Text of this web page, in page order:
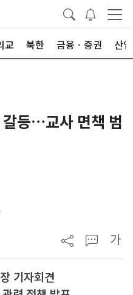
교 북한 금융ㆍ증권 산업
갈등…교사 면책 범
가
기자회견